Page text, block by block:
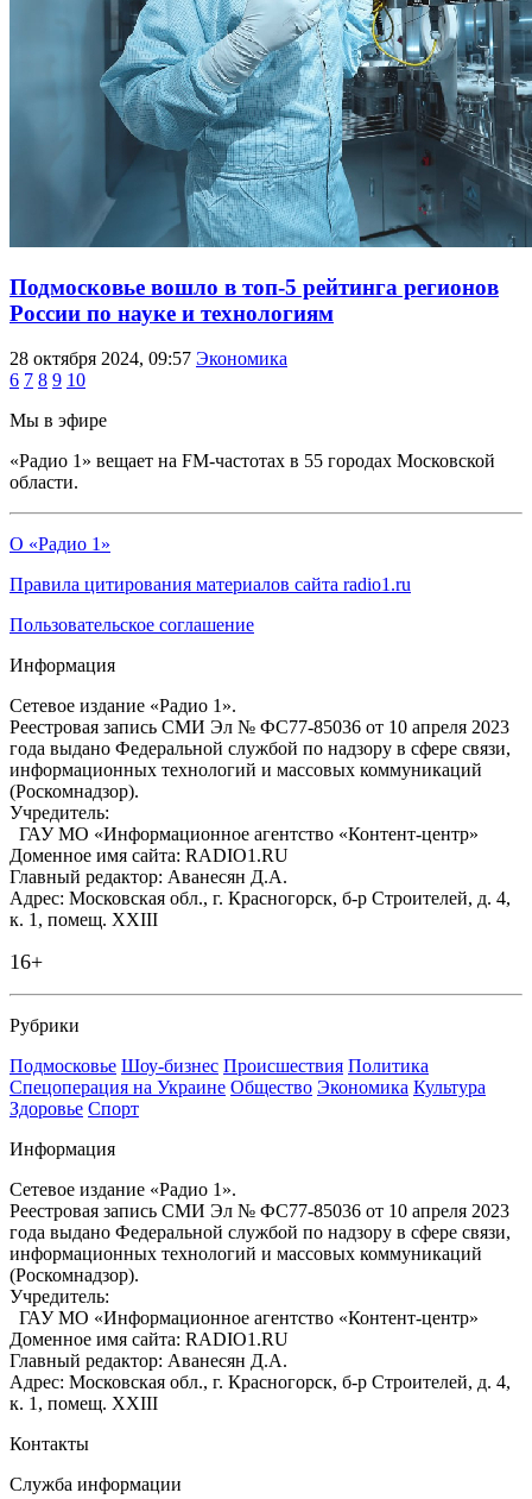
Подмосковье вошло в топ-5 рейтинга регионов
России по науке и технологиям
28 октября 2024, 09:57 Экономика
6 7 8 9 10
Мы в эфире
«Радио 1» вещает на FM-частотах в 55 городах Московской
области.
О «Радио 1»
Правила цитирования материалов сайта radio1.ru
Пользовательское соглашение
Информация
Сетевое издание «Радио 1».
Реестровая запись СМИ Эл № ФС77-85036 от 10 апреля 2023
года выдано Федеральной службой по надзору в сфере связи,
информационных технологий и массовых коммуникаций
(Роскомнадзор).
Учредитель:
ГАУ МО «Информационное агентство «Контент-центр»
Доменное имя сайта: RADIO1.RU
Главный редактор: Аванесян Д.А.
Адрес: Московская обл., г. Красногорск, б-р Строителей, д. 4,
к. 1, помещ. XXIII
16+
Рубрики
Подмосковье Шоу-бизнес Происшествия Политика
Спецоперация на Украине Общество Экономика Культура
Здоровье Спорт
Информация
Сетевое издание «Радио 1».
Реестровая запись СМИ Эл № ФС77-85036 от 10 апреля 2023
года выдано Федеральной службой по надзору в сфере связи,
информационных технологий и массовых коммуникаций
(Роскомнадзор).
Учредитель:
ГАУ МО «Информационное агентство «Контент-центр»
Доменное имя сайта: RADIO1.RU
Главный редактор: Аванесян Д.А.
Адрес: Московская обл., г. Красногорск, б-р Строителей, д. 4,
к. 1, помещ. XXIII
Контакты
Служба информации